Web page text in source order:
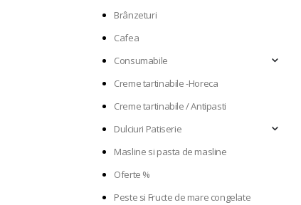
Brânzeturi
Cafea
Consumabile
Creme tartinabile -Horeca
Creme tartinabile / Antipasti
Dulciuri Patiserie
Masline si pasta de masline
Oferte %
Peste si Fructe de mare congelate